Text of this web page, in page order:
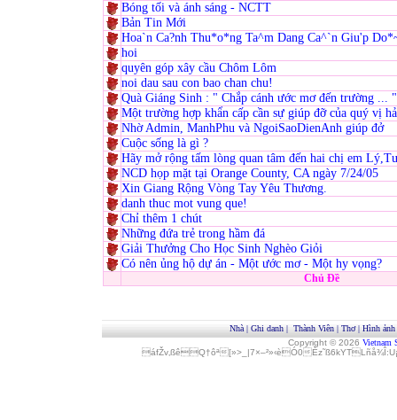
Bóng tối và ánh sáng - NCTT
Bản Tin Mới
Hoa`n Ca?nh Thu*o*ng Ta^m Dang Ca^`n Giu'p
hoi
quyên góp xây cầu Chôm Lôm
noi dau sau con bao chan chu!
Quà Giáng Sinh : " Chắp cánh ước mơ đến trường ...
Một trường hợp khẩn cấp cần sự giúp đỡ của quý vị
Nhờ Admin, ManhPhu và NgoiSaoDienAnh giúp đở
Cuộc sống là gì ?
Hãy mở rộng tấm lòng quan tâm đến hai chị em
NCD họp mặt tại Orange County, CA ngày 7/24/05
Xin Giang Rộng Vòng Tay Yêu Thương.
danh thuc mot vung que!
Chỉ thêm 1 chút
Những đứa trẻ trong hầm đá
Giải Thưởng Cho Học Sinh Nghèo Giỏi
Có nên ủng hộ dự án - Một ước mơ - Một hy vọng?
Chủ Đề
Nhà | Ghi danh | Thành Viên | Thơ| Hình ảnh
Copyright © 2026 Vietnam
áfŽv‚ßêQ†ôª[»>_|7×–²»‹èÓ0